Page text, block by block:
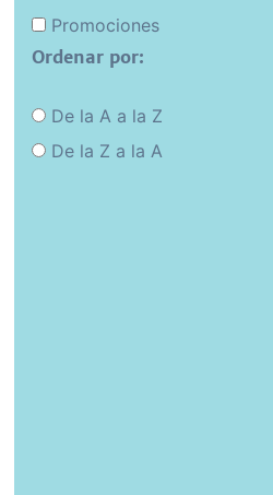
Promociones
Ordenar por:
De la A a la Z
De la Z a la A